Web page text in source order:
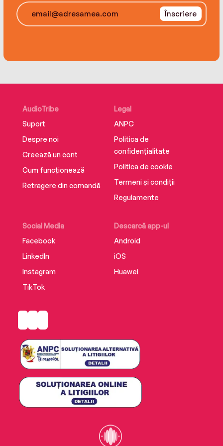
Înscriere
AudioTribe
Suport
Despre noi
Creează un cont
Cum funcționează
Retragere din comandă
Social Media
Facebook
LinkedIn
Instagram
TikTok
Descarcă app-ul
Android
iOS
Huawei
Legal
ANPC
Politica de
confidențialitate
Politica de cookie
Termeni și condiții
Regulamente